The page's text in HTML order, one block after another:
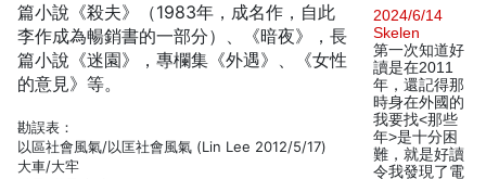
篇小說《殺夫》（1983年，成名作，自此
李作成為暢銷書的一部分）、《暗夜》，長
篇小說《迷園》，專欄集《外遇》、《女性
的意見》等。
勘誤表：
以區社會風氣/以匡社會風氣 (Lin Lee 2012/5/17)
大車/大牢
2024/6/14
Skelen
第一次知道好
讀是在2011
年，還記得那
時身在外國的
我要找<那些
年>是十分困
難，就是好讀
令我發現了電